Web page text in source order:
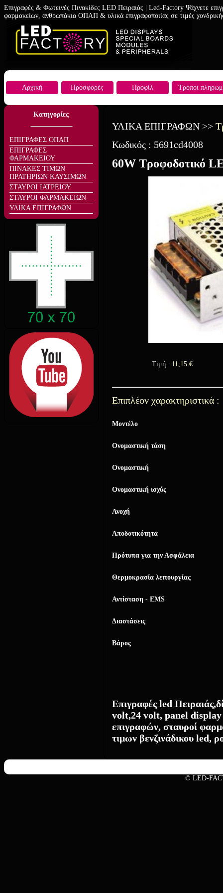
Επιγραφές & Φωτεινές Πινακίδες LED Πειραιάς | Led-Factory Ψάχνετε
φαρμακείων, ανθρωπάκια ΟΠΑΠ & υλικά επιγραφοποιίας σε τιμές
Αρχική Προσφορές Προφίλ Τρόποι
Κατηγορίες
ΕΠΙΓΡΑΦΕΣ ΟΠΑΠ
ΕΠΙΓΡΑΦΕΣ
ΦΑΡΜΑΚΕΙΟΥ
ΠΙΝΑΚΕΣ ΤΙΜΩΝ
ΠΡΑΤΗΡΙΩΝ ΚΑΥΣΙΜΩΝ
ΣΤΑΥΡΟΙ ΙΑΤΡΕΙΟΥ
ΣΤΑΥΡΟΙ ΦΑΡΜΑΚΕΙΩΝ
ΥΛΙΚΑ ΕΠΙΓΡΑΦΩΝ
ΥΛΙΚΑ ΕΠΙΓΡΑΦΩΝ >>
Κωδικός : 5691cd4008
60W Τροφοδοτικό
Τιμή : 11,15 €
Επιπλέον χαρακτηριστικά :
Μοντέλο
Ονομαστική τάση
Ονομαστική
Ονομαστική ισχύς
Ανοχή
Αποδοτικότητα
Πρότυπα για την Ασφάλεια
Θερμοκρασία λειτουργίας
Αντίσταση - EMS
Διαστάσεις
Βάρος
Επιγραφές led
volt,24 volt, panel display
επιγραφών, σταυροί
τιμων βενζινάδικου led,
© LED-